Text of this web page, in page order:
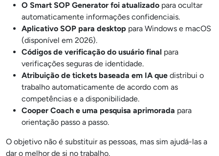
O Smart SOP Generator foi atualizado para ocultar
automaticamente informações confidenciais.
Aplicativo SOP para desktop para Windows e macOS
(disponível em 2026).
Códigos de verificação do usuário final para
verificações seguras de identidade.
Atribuição de tickets baseada em IA que distribui o
trabalho automaticamente de acordo com as
competências e a disponibilidade.
Cooper Coach e uma pesquisa aprimorada para
orientação passo a passo.
O objetivo não é substituir as pessoas, mas sim ajudá-las a
dar o melhor de si no trabalho.